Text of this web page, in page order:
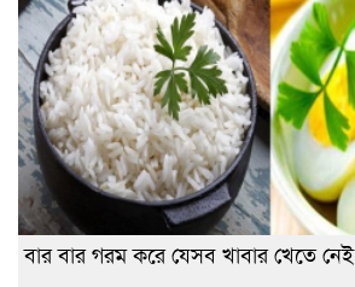
বার বার গরম করে যেসব খাবার খেতে নেই